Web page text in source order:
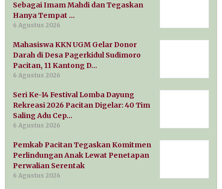
Sebagai Imam Mahdi dan Tegaskan
Hanya Tempat …
6 Agustus 2026
Mahasiswa KKN UGM Gelar Donor
Darah di Desa Pagerkidul Sudimoro
Pacitan, 11 Kantong D…
6 Agustus 2026
Seri Ke-14 Festival Lomba Dayung
Rekreasi 2026 Pacitan Digelar: 40 Tim
Saling Adu Cep…
6 Agustus 2026
Pemkab Pacitan Tegaskan Komitmen
Perlindungan Anak Lewat Penetapan
Perwalian Serentak
6 Agustus 2026